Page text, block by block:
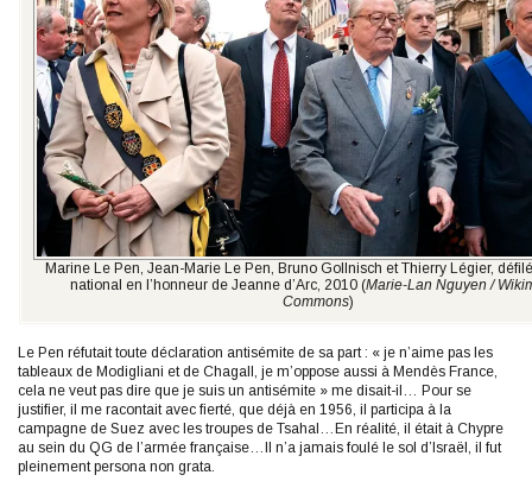
Marine Le Pen, Jean-Marie Le Pen, Bruno Gollnisch et Thierry Légier,
national en l’honneur de Jeanne d’Arc, 2010 (Marie-Lan Nguyen /
Commons)
Le Pen réfutait toute déclaration antisémite de sa part : « je n’aime pas les
tableaux de Modigliani et de Chagall, je m’oppose aussi à Mendès France,
cela ne veut pas dire que je suis un antisémite » me disait-il… Pour se
justifier, il me racontait avec fierté, que déjà en 1956, il participa à la
campagne de Suez avec les troupes de Tsahal…En réalité, il était à Chypre
au sein du QG de l’armée française…II n’a jamais foulé le sol d’Israël, il fut
pleinement persona non grata.